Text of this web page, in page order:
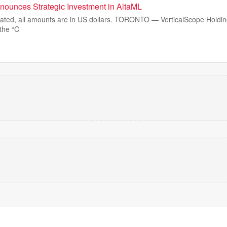
Strategic Investment in AltaML
all amounts are in US dollars. TORONTO — VerticalScope
“C